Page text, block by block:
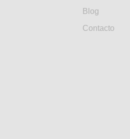
Blog
Contacto